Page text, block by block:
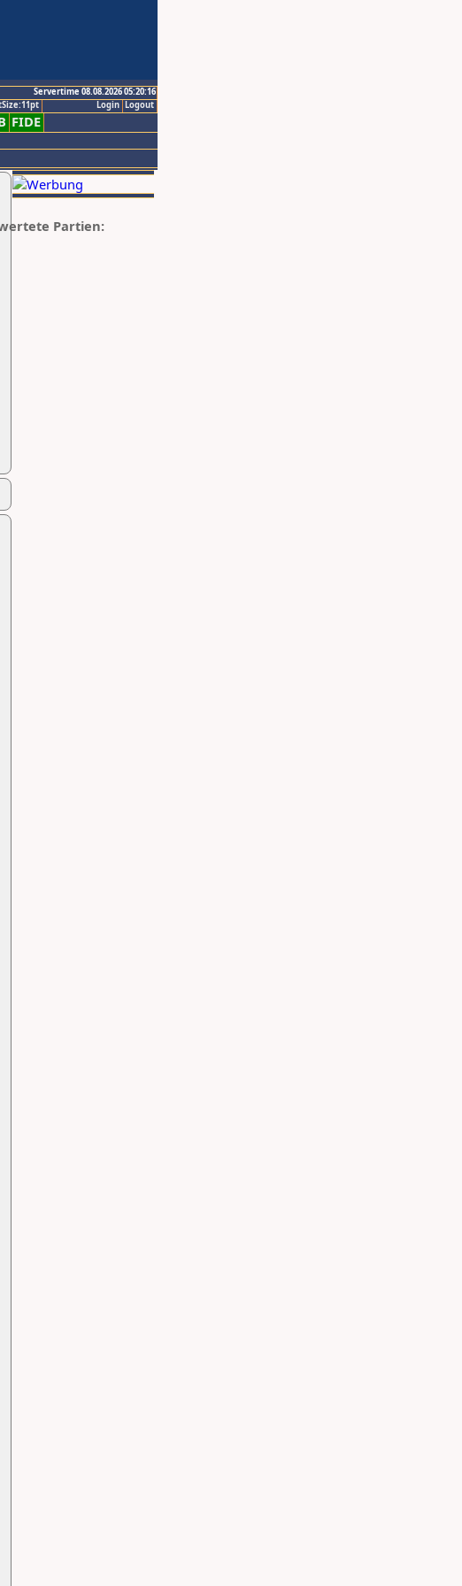
Servertime 08.08.2026 05:20:16
Logout
Login
FIDE
Partien: